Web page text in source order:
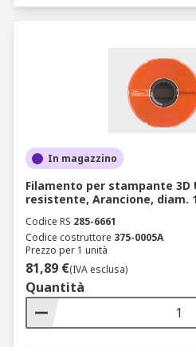
In magazzino
Filamento per stampante 3D
resistente, Arancione, diam.
Codice RS 285-6661
Codice costruttore 375-0005A
Prezzo per 1 unità
81,89 €(IVA esclusa)
Quantità